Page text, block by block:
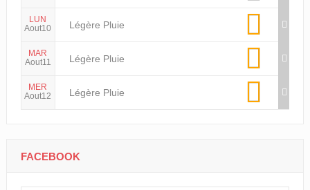
LUN
Aout10
Légère Pluie
MAR
Aout11
Légère Pluie
MER
Aout12
Légère Pluie
FACEBOOK